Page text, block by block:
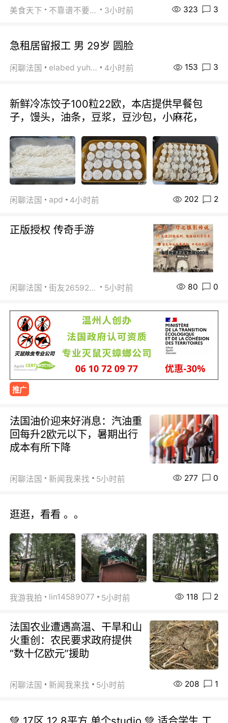
美食天下 不靠谱不要联系 3小时前 323 3
急租居留报工 男 29岁 圆脸
闲聊法国 elabed yuhua 4小时前 153 3
新鲜冷冻饺子100粒22欧，本店提供早餐包
子，馒头，油条，豆浆，豆沙包，小麻花，
闲聊法国 apd 4小时前 202 2
正版授权 传奇手游
闲聊法国 街友26592800 5小时前 80 0
推广
法国油价迎来好消息：汽油重
回每升2欧元以下，暑期出行
成本有所下降
闲聊法国 新闻我来找 5小时前 277 0
逛逛，看看 。。
我游我拍 lin14589077 5小时前 118 2
法国农业遭遇高温、干旱和山
火重创：农民要求政府提供
“数十亿欧元”援助
闲聊法国 新闻我来找 5小时前 208 1